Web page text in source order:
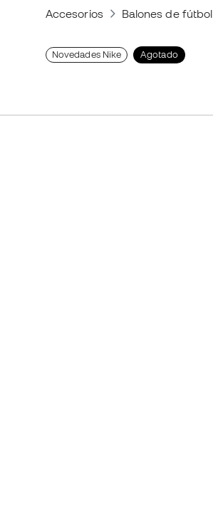
Accesorios Balones de fútbol
Novedades Nike Agotado